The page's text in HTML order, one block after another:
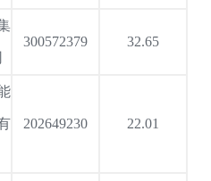
300572379 32.65
202649230 22.01